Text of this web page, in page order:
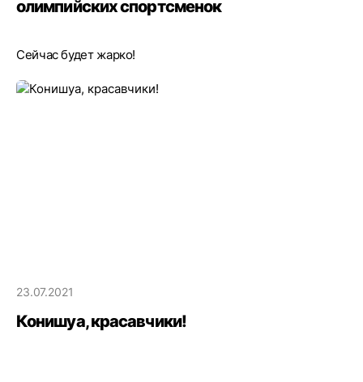
олимпийских спортсменок
Сейчас будет жарко!
23.07.2021
Конишуа, красавчики!